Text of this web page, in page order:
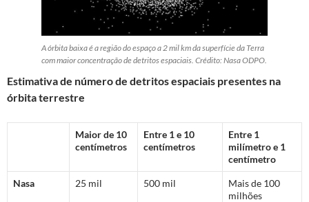
A órbita baixa é a região do espaço a 2 mil km da superfície da Terra
com maior concentração de detritos espaciais. Crédito: Nasa ODPO.
Estimativa de número de detritos espaciais presentes na
órbita terrestre
Maior de 10
centímetros
Entre 1 e 10
centímetros
Entre 1
milímetro e 1
centímetro
Nasa 25 mil 500 mil
Mais de 100
milhões